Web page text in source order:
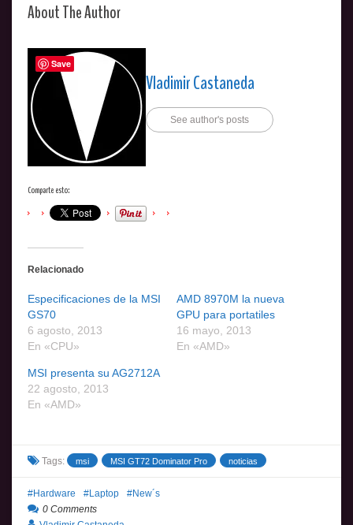
About The Author
Vladimir Castaneda
See author's posts
Comparte esto:
Relacionado
Especificaciones de la MSI
GS70
6 agosto, 2013
En «CPU»
AMD 8970M la nueva
GPU para portatiles
16 mayo, 2013
En «AMD»
MSI presenta su AG2712A
22 agosto, 2013
En «AMD»
Tags: msi MSI GT72 Dominator Pro noticias
Hardware Laptop
New´s
0 Comments
Save